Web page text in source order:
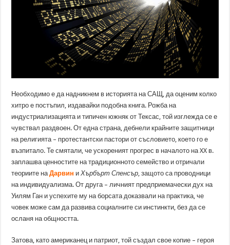
Необходимо е да надникнем в историята на САЩ, да оценим колко
хитро е постъпил, издавайки подобна книга. Рожба на
индустриализацията и типичен южняк от Тексас, той изглежда се е
чувствал раздвоен. От една страна, дебнели крайните защитници
на религията – протестантски пастори от съсловието, което го е
възпитало. Те смятали, че ускореният прогрес в началото на XX в.
заплашва ценностите на традиционното семейство и отричали
теориите наДарвин иХърбърт Спенсър, защото са проводници
на индивидуализма. От друга – личният предприемачески дух на
Уилям Ган и успехите му на борсата доказвали на практика, че
човек може сам да развива социалните си инстинкти, без да се
осланя на общността.
Затова, като американец и патриот, той създал свое копие – героя